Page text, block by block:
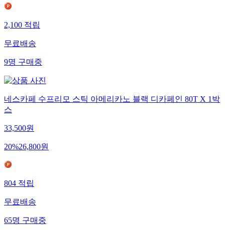
2,100적립
무료배송
9명구매중
네스카페 수프리모 스틱 아메리카노 블랙 디카페인 80T X 1박
스
33,500원
20%26,800원
804적립
무료배송
65명구매중